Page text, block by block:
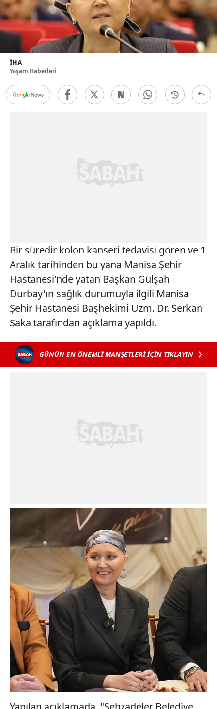
İHA
Yaşam Haberleri
Bir süredir kolon kanseri tedavisi gören ve 1
Aralık tarihinden bu yana Manisa Şehir
Hastanesi'nde yatan Başkan Gülşah
Durbay'ın sağlık durumuyla ilgili Manisa
Şehir Hastanesi Başhekimi Uzm. Dr. Serkan
Saka tarafından açıklama yapıldı.
GÜNÜN EN ÖNEMLİ MANŞETLERİ İÇİN TIKLAYIN
Yapılan açıklamada, "Şehzadeler Belediye